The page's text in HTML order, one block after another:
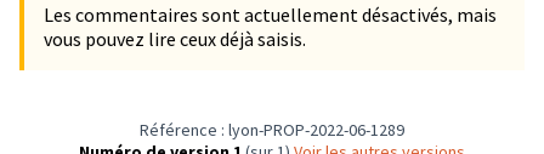
Les commentaires sont actuellement désactivés, mais
vous pouvez lire ceux déjà saisis.
Référence : lyon-PROP-2022-06-1289